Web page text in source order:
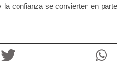
la confianza se convierten en parte